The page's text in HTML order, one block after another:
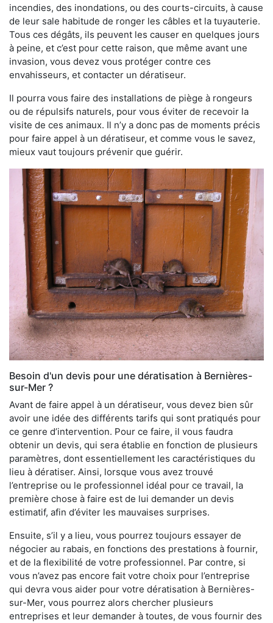
incendies, des inondations, ou des courts-circuits, à cause
de leur sale habitude de ronger les câbles et la tuyauterie.
Tous ces dégâts, ils peuvent les causer en quelques jours
à peine, et c’est pour cette raison, que même avant une
invasion, vous devez vous protéger contre ces
envahisseurs, et contacter un dératiseur.
Il pourra vous faire des installations de piège à rongeurs
ou de répulsifs naturels, pour vous éviter de recevoir la
visite de ces animaux. Il n’y a donc pas de moments précis
pour faire appel à un dératiseur, et comme vous le savez,
mieux vaut toujours prévenir que guérir.
Besoin d'un devis pour une dératisation à Bernières-
sur-Mer ?
Avant de faire appel à un dératiseur, vous devez bien sûr
avoir une idée des différents tarifs qui sont pratiqués pour
ce genre d’intervention. Pour ce faire, il vous faudra
obtenir un devis, qui sera établie en fonction de plusieurs
paramètres, dont essentiellement les caractéristiques du
lieu à dératiser. Ainsi, lorsque vous avez trouvé
l’entreprise ou le professionnel idéal pour ce travail, la
première chose à faire est de lui demander un devis
estimatif, afin d’éviter les mauvaises surprises.
Ensuite, s’il y a lieu, vous pourrez toujours essayer de
négocier au rabais, en fonctions des prestations à fournir,
et de la flexibilité de votre professionnel. Par contre, si
vous n’avez pas encore fait votre choix pour l’entreprise
qui devra vous aider pour votre dératisation à Bernières-
sur-Mer, vous pourrez alors chercher plusieurs
entreprises et leur demander à toutes, de vous fournir des